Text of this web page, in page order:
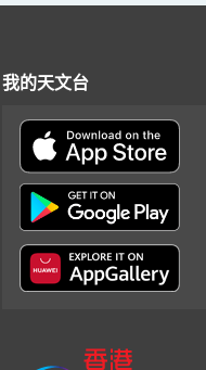
我的天文台